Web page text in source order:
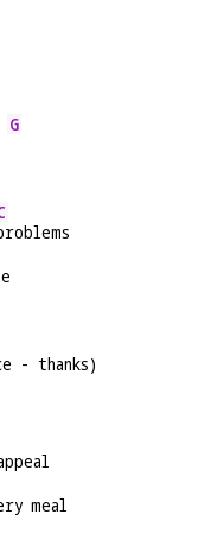
G
- thanks)
meal